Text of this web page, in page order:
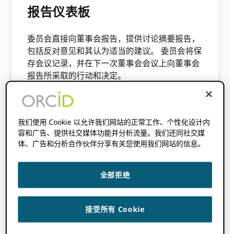
报告仪表板
委员会直接向董事会报告，提供讨论摘要报告，
包括反对意见和其认为适当的建议。 委员会将保
存会议记录，并在下一次董事会会议上向董事会
报告所采取的行动和决定。
委员会的角色和职责
审计与风险委员会负责履行以下职能：
年度财务审计和 990 表格
向董事会建议任命和更换独立审计师
制定并定期审查与审计相关的政策，并定期
确定是否根据既定政策和法规以公平的价格
获得优质审计服务
我们使用 Cookie 以允许我们网站的正常工作、个性化设计内
容和广告、提供社交媒体功能并分析流量。我们还同社交媒
体、广告和分析合作伙伴分享有关您使用我们网站的信息。
全部拒绝
接受所有 Cookie